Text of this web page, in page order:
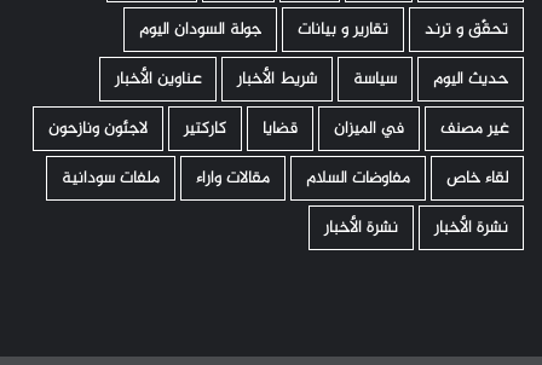
تحقّق و ترند
تقارير و بيانات
جولة السودان اليوم
حديث اليوم
سياسة شريط الأخبار
عناوين الأخبار
غير مصنف
في الميزان قضايا كاركتير
لاجئون ونازحون
لقاء خاص
مفاوضات السلام مقالات واراء
ملفات سودانية
نشرة الأخبار
نشرة الأخبار